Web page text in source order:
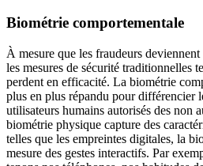
Biométrie comportementale
À mesure que les fraudeurs
les mesures de sécurité traditionnelles
perdent en efficacité. La biométrie
plus en plus répandu pour différencier
utilisateurs humains autorisés des non
biométrie physique capture des
telles que les empreintes digitales, la
mesure des gestes interactifs. Par